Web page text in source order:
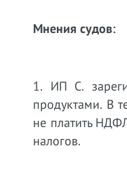
Мнения судов:
1. ИП С.
продуктами. В
не платить
налогов.